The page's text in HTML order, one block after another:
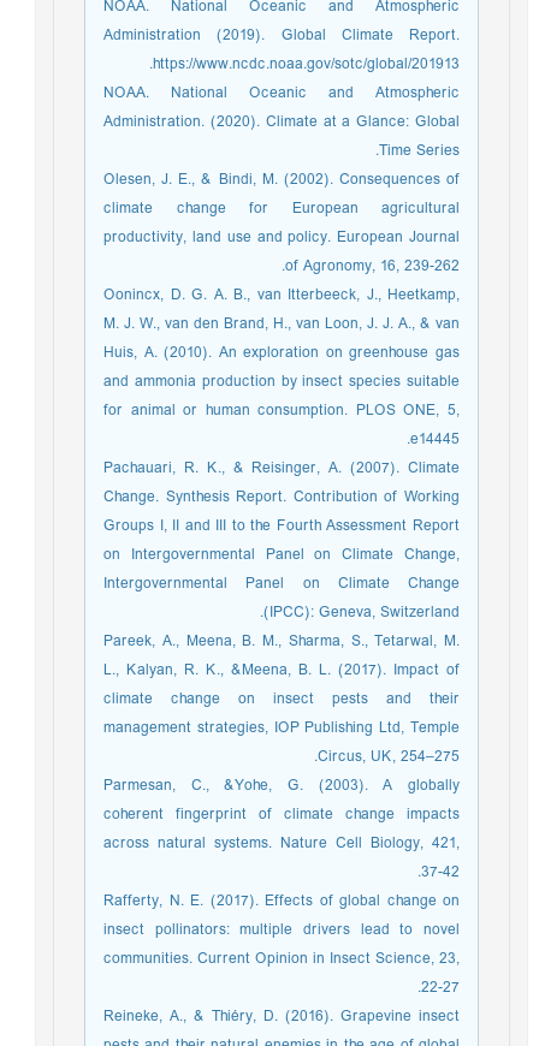
NOAA. National Oceanic and Atmospheric
Administration (2019). Global Climate Report.
https://www.ncdc.noaa.gov/sotc/global/201913.
NOAA. National Oceanic and Atmospheric
Administration. (2020). Climate at a Glance: Global
Time Series.‏
Olesen, J. E., & Bindi, M. (2002). Consequences of
climate change for European agricultural
productivity, land use and policy. European Journal
of Agronomy, 16, 239-262.
Oonincx, D. G. A. B., van Itterbeeck, J., Heetkamp,
M. J. W., van den Brand, H., van Loon, J. J. A., & van
Huis, A. (2010). An exploration on greenhouse gas
and ammonia production by insect species suitable
for animal or human consumption. PLOS ONE, 5,
e14445.
Pachauari, R. K., & Reisinger, A. (2007). Climate
Change. Synthesis Report. Contribution of Working
Groups I, II and III to the Fourth Assessment Report
on Intergovernmental Panel on Climate Change,
Intergovernmental Panel on Climate Change
(IPCC): Geneva, Switzerland.
Pareek, A., Meena, B. M., Sharma, S., Tetarwal, M.
L., Kalyan, R. K., &Meena, B. L. (2017). Impact of
climate change on insect pests and their
management strategies, IOP Publishing Ltd, Temple
Circus, UK, 254–275.
Parmesan, C., &Yohe, G. (2003). A globally
coherent fingerprint of climate change impacts
across natural systems. Nature Cell Biology, 421,
37-42.
Rafferty, N. E. (2017). Effects of global change on
insect pollinators: multiple drivers lead to novel
communities. Current Opinion in Insect Science, 23,
22-27.‏
Reineke, A., & Thiéry, D. (2016). Grapevine insect